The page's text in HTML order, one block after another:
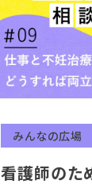
みんなの広場
看護師のた